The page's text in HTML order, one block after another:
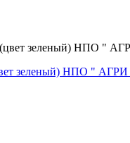
зеленый) НПО "